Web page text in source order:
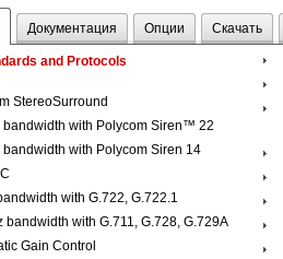
Документация Опции Скачать
and Protocols
StereoSurround
bandwidth with Polycom Siren™ 22
bandwidth with Polycom Siren 14
with G.722, G.722.1
bandwidth with G.711, G.728, G.729A
Gain Control